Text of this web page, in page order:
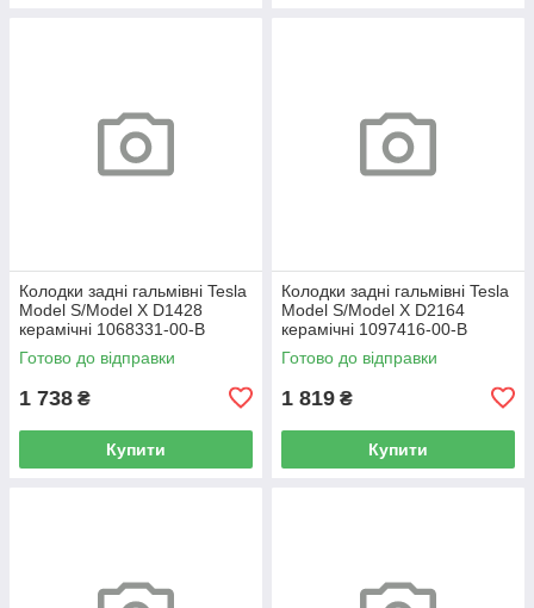
Колодки задні гальмівні Tesla
Model S/Model X D1428
керамічні 1068331-00-B
Готово до відправки
1 738 ₴
Купити
Колодки задні гальмівні Tesla
Model S/Model X D2164
керамічні 1097416-00-B
Готово до відправки
1 819 ₴
Купити